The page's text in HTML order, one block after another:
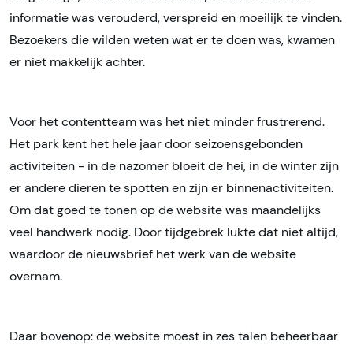
informatie was verouderd, verspreid en moeilijk te vinden.
Bezoekers die wilden weten wat er te doen was, kwamen
er niet makkelijk achter.
Voor het contentteam was het niet minder frustrerend.
Het park kent het hele jaar door seizoensgebonden
activiteiten - in de nazomer bloeit de hei, in de winter zijn
er andere dieren te spotten en zijn er binnenactiviteiten.
Om dat goed te tonen op de website was maandelijks
veel handwerk nodig. Door tijdgebrek lukte dat niet altijd,
waardoor de nieuwsbrief het werk van de website
overnam.
Daar bovenop: de website moest in zes talen beheerbaar